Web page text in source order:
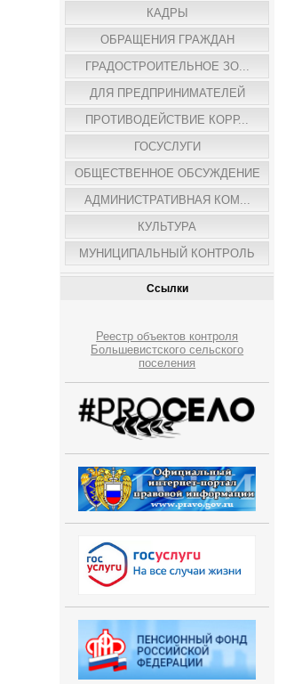
КАДРЫ
ОБРАЩЕНИЯ ГРАЖДАН
ГРАДОСТРОИТЕЛЬНОЕ ЗО...
ДЛЯ ПРЕДПРИНИМАТЕЛЕЙ
ПРОТИВОДЕЙСТВИЕ КОРР...
ГОСУСЛУГИ
ОБЩЕСТВЕННОЕ ОБСУЖДЕНИЕ
АДМИНИСТРАТИВНАЯ КОМ...
КУЛЬТУРА
МУНИЦИПАЛЬНЫЙ КОНТРОЛЬ
Ссылки
Реестр объектов контроля
Большевистского сельского
поселения